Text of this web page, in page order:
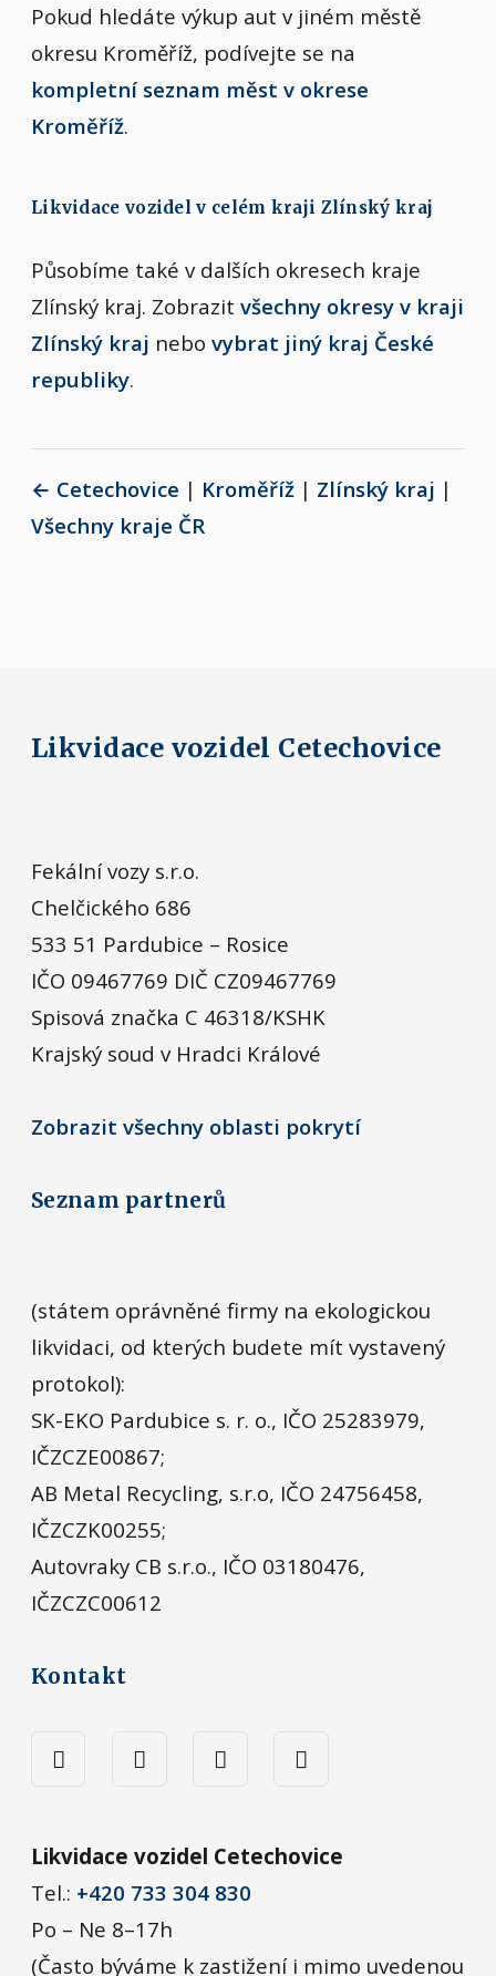
Pokud hledáte výkup aut v jiném městě
okresu Kroměříž, podívejte se na
kompletní seznam měst v okrese
Kroměříž.
Likvidace vozidel v celém kraji Zlínský kraj
Působíme také v dalších okresech kraje
Zlínský kraj. Zobrazit všechny okresy v kraji
Zlínský kraj nebo vybrat jiný kraj České
republiky.
← Cetechovice | Kroměříž | Zlínský kraj |
Všechny kraje ČR
Likvidace vozidel Cetechovice
Fekální vozy s.r.o.
Chelčického 686
533 51 Pardubice – Rosice
IČO 09467769 DIČ CZ09467769
Spisová značka C 46318/KSHK
Krajský soud v Hradci Králové
Zobrazit všechny oblasti pokrytí
Seznam partnerů
(státem oprávněné firmy na ekologickou
likvidaci, od kterých budete mít vystavený
protokol):
SK-EKO Pardubice s. r. o., IČO 25283979,
IČZCZE00867;
AB Metal Recycling, s.r.o, IČO 24756458,
IČZCZK00255;
Autovraky CB s.r.o., IČO 03180476,
IČZCZC00612
Kontakt
Likvidace vozidel Cetechovice
Tel.: +420 733 304 830
Po – Ne 8–17h
(Často býváme k zastižení i mimo uvedenou